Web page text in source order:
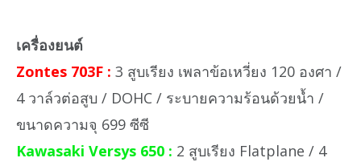
เครื่องยนต์
Zontes 703F : 3 สูบเรียง เพลาข้อเหวี่ยง 120 องศา /
4 วาล์วต่อสูบ / DOHC / ระบายความร้อนด้วยน้ำ /
ขนาดความจุ 699 ซีซี
Kawasaki Versys 650 : 2 สูบเรียง Flatplane / 4